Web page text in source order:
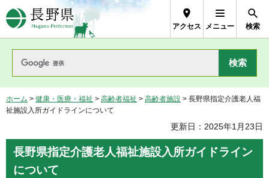
長野県Nagano Prefecture
アクセス メニュー 検索
ホーム > 健康・医療・福祉 > 高齢者福祉 > 高齢者施設 > 長野県指定介護老人福
祉施設入所ガイドラインについて
更新日：2025年1月23日
長野県指定介護老人福祉施設入所ガイドライン
について